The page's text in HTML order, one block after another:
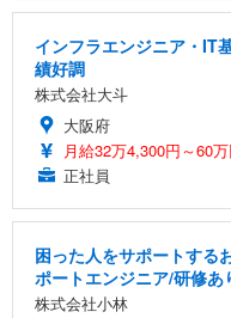
インフラエンジニア・IT
績好調
株式会社大斗
大阪府
月給32万4,300円～60
正社員
困った人をサポートする
ポートエンジニア/研修あ
株式会社小林